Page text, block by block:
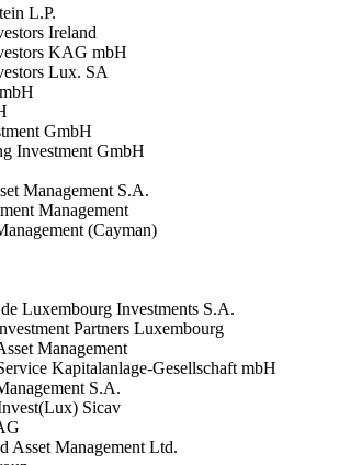
L.P.
Ireland
KAG mbH
Lux. SA
GmbH
Investment GmbH
Management S.A.
Management
(Cayman)
Luxembourg Investments S.A.
Partners Luxembourg
Management
Kapitalanlage-Gesellschaft mbH
S.A.
Sicav
Asset Management Ltd.